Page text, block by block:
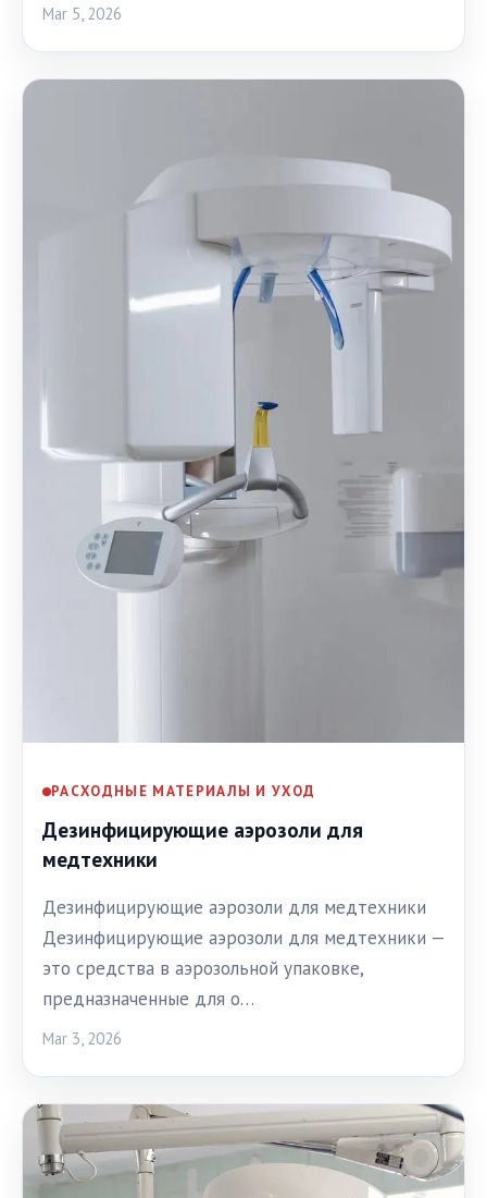
Mar 5, 2026
РАСХОДНЫЕ МАТЕРИАЛЫ И УХОД
Дезинфицирующие аэрозоли для
медтехники
Дезинфицирующие аэрозоли для медтехники
Дезинфицирующие аэрозоли для медтехники —
это средства в аэрозольной упаковке,
предназначенные для о…
Mar 3, 2026